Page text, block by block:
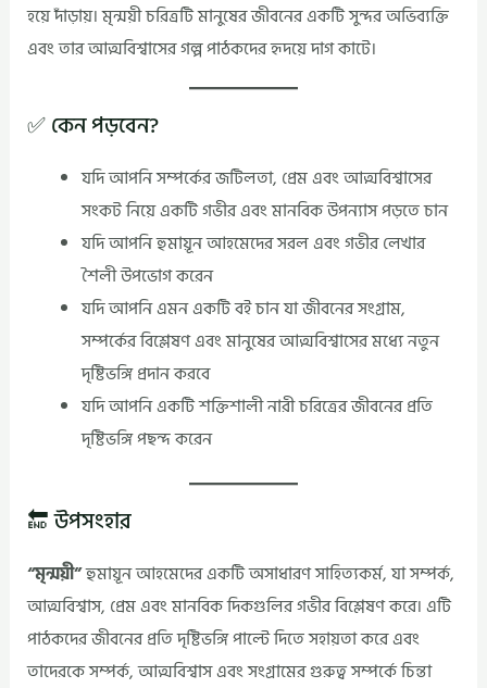
হয়ে দাঁড়ায়। মৃন্ময়ী চরিত্রটি মানুষের জীবনের একটি সুন্দর অভিব্যক্তি
এবং তার আত্মবিশ্বাসের গল্প পাঠকদের হৃদয়ে দাগ কাটে।
✅ কেন পড়বেন?
যদি আপনি সম্পর্কের জটিলতা, প্রেম এবং আত্মবিশ্বাসের
সংকট নিয়ে একটি গভীর এবং মানবিক উপন্যাস পড়তে চান
যদি আপনি হুমায়ূন আহমেদের সরল এবং গভীর লেখার
শৈলী উপভোগ করেন
যদি আপনি এমন একটি বই চান যা জীবনের সংগ্রাম,
সম্পর্কের বিশ্লেষণ এবং মানুষের আত্মবিশ্বাসের মধ্যে নতুন
দৃষ্টিভঙ্গি প্রদান করবে
যদি আপনি একটি শক্তিশালী নারী চরিত্রের জীবনের প্রতি
দৃষ্টিভঙ্গি পছন্দ করেন
🔚 উপসংহার
“মৃন্ময়ী”হুমায়ূন আহমেদের একটি অসাধারণ সাহিত্যকর্ম, যা সম্পর্ক,
আত্মবিশ্বাস, প্রেম এবং মানবিক দিকগুলির গভীর বিশ্লেষণ করে। এটি
পাঠকদের জীবনের প্রতি দৃষ্টিভঙ্গি পাল্টে দিতে সহায়তা করে এবং
তাদেরকে সম্পর্ক, আত্মবিশ্বাস এবং সংগ্রামের গুরুত্ব সম্পর্কে চিন্তা